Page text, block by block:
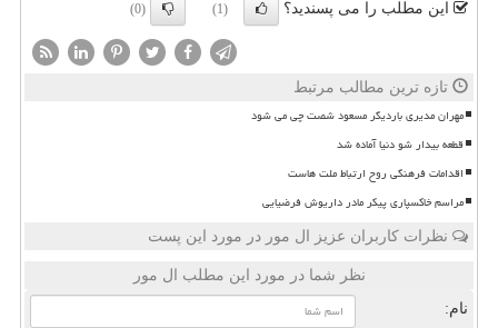
این مطلب را می پسندید؟ (1)
(0)
تازه ترین مطالب مرتبط
مهران مدیری باردیگر مسعود شصت چی می شود
قطعه بیدار شو دنیا آماده شد
اقدامات فرهنگی روح ارتباط ملت هاست
مراسم خاکسپاری پیکر مادر داریوش فرضیایی
نظرات کاربران عزیز ال مور در مورد این پست
نظر شما در مورد این مطلب ال مور
نام: